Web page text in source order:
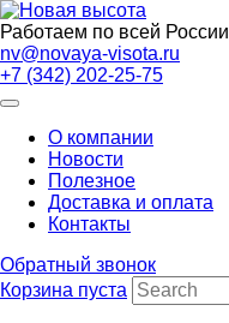
Работаем по всей России
nv@novaya-visota.ru
+7 (342) 202-25-75
О компании
Новости
Полезное
Доставка и оплата
Контакты
Обратный звонок
Корзина пуста